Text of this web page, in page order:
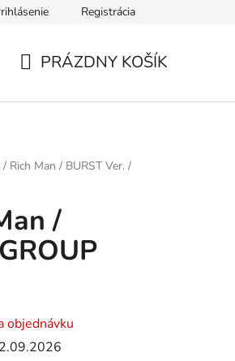
Registrácia
PRÁZDNY KOŠÍK
/ Rich Man / BURST Ver. /
/
objednávku